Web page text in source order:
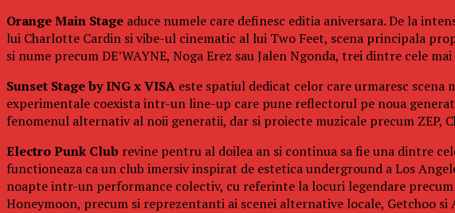
Orange Main Stage aduce numele care definesc editia aniversara. De la
lui Charlotte Cardin si vibe-ul cinematic al lui Two Feet, scena principala
si nume precum DE’WAYNE, Noga Erez sau Jalen Ngonda, trei dintre cele
Sunset Stage by ING x VISA este spatiul dedicat celor care urmaresc
experimentale coexista intr-un line-up care pune reflectorul pe noua
fenomenul alternativ al noii generatii, dar si proiecte muzicale precum ZEP,
Electro Punk Club revine pentru al doilea an si continua sa fie una dintre
functioneaza ca un club imersiv inspirat de estetica underground a Los
noapte intr-un performance colectiv, cu referinte la locuri legendare
Honeymoon, precum si reprezentanti ai scenei alternative locale, Getchoo si